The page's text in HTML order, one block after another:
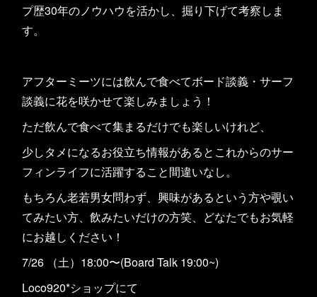
プ歴30年のノウハウを活かし、掘り下げて考察しま
す。
アフターミーツには飲んで食べてボード談義・サーフ
談義に花を咲かせて楽しみましょう！
ただ飲んで食べて集まるだけでも楽しいけれど、
少しタメになるお役立ち情報があるとこれからのサー
フィンライフに活躍すること間違いなし。
もちろん老若男女問わず、興味があるという方や覗い
てみたい方、飲みたいだけの方笑、どなたでもお気軽
にお越しください！
7/26 （土）18:00〜(Board Talk 19:00~)
Loco920*ショップにて